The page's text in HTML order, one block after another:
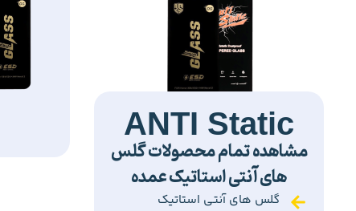
ANTI Static
مشاهده تمام محصولات گلس
های آنتی استاتیک عمده
گلس های آنتی استاتیک